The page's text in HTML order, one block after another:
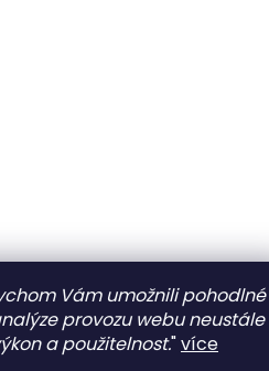
Vám umožnili pohodlné
provozu webu neustále
a použitelnost."více